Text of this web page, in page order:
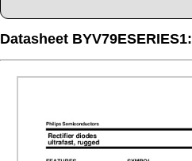
Datasheet BYV79ESERIES1: